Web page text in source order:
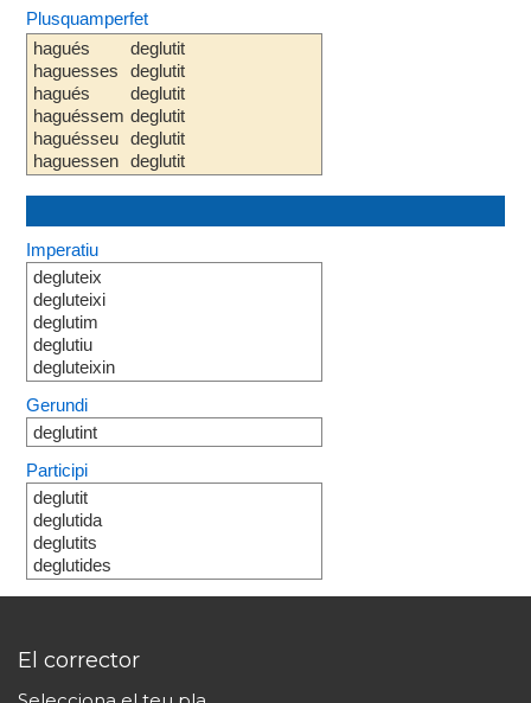
Plusquamperfet
hagués
haguesses
hagués
haguéssem
haguésseu
haguessen
deglutit
deglutit
deglutit
deglutit
deglutit
deglutit
Imperatiu
degluteix
degluteixi
deglutim
deglutiu
degluteixin
Gerundi
deglutint
Participi
deglutit
deglutida
deglutits
deglutides
El corrector